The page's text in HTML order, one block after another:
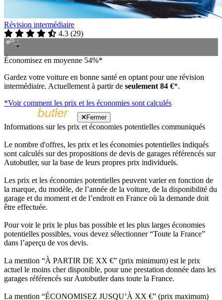
Révision intermédiaire
4.3 (29)
Économisez en moyenne 54%*
Gardez votre voiture en bonne santé en optant pour une révision
intermédiaire. Actuellement à partir de seulement 84 €*.
*Voir comment les prix et les économies sont calculés
Fermer
Informations sur les prix et économies potentielles communiqués
Le nombre d'offres, les prix et les économies potentielles indiqués
sont calculés sur des propositions de devis de garages référencés sur
Autobutler, sur la base de leurs propres prix individuels.
Les prix et les économies potentielles peuvent varier en fonction de
la marque, du modèle, de l’année de la voiture, de la disponibilité du
garage et du moment et de l’endroit en France où la demande doit
être effectuée.
Pour voir le prix le plus bas possible et les plus larges économies
potentielles possibles, vous devez sélectionner “Toute la France”
dans l’aperçu de vos devis.
La mention “À PARTIR DE XX €” (prix minimum) est le prix
actuel le moins cher disponible, pour une prestation donnée dans les
garages référencés sur Autobutler dans toute la France.
La mention “ÉCONOMISEZ JUSQU’À XX €” (prix maximum)